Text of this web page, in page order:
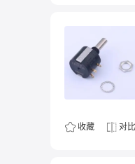
收藏 对比